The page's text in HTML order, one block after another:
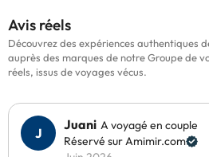
Avis réels
Découvrez des expériences authentiques
auprès des marques de notre Groupe de
réels, issus de voyages vécus.
Juani A voyagé en couple
Réservé sur Amimir.com